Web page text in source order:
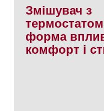
Змішувач з
форма
комфорт і